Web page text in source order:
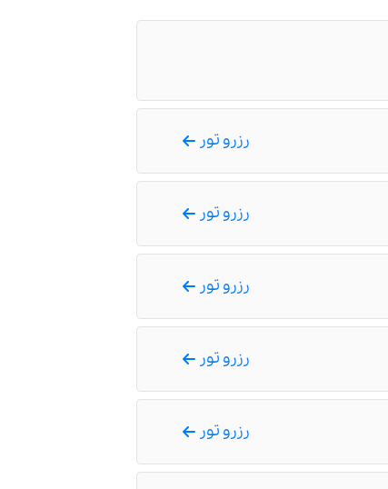
رزرو تور
رزرو تور
رزرو تور
رزرو تور
رزرو تور